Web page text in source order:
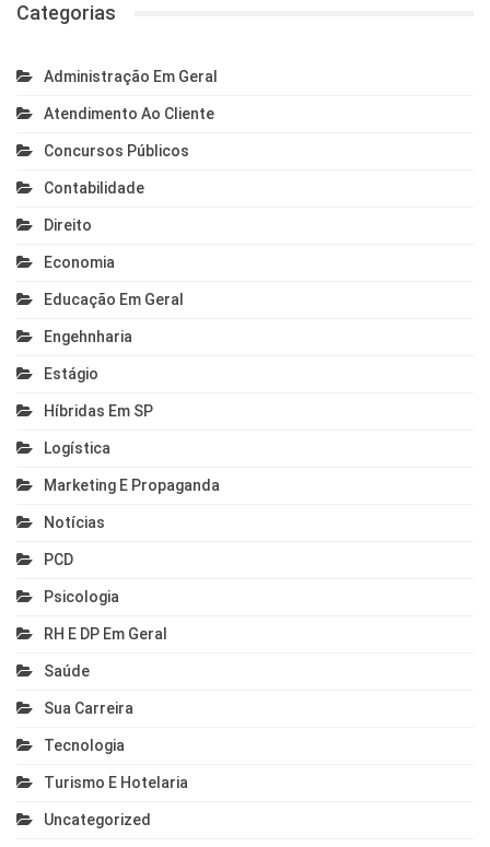
Categorias
Administração Em Geral
Atendimento Ao Cliente
Concursos Públicos
Contabilidade
Direito
Economia
Educação Em Geral
Engehnharia
Estágio
Híbridas Em SP
Logística
Marketing E Propaganda
Notícias
PCD
Psicologia
RH E DP Em Geral
Saúde
Sua Carreira
Tecnologia
Turismo E Hotelaria
Uncategorized